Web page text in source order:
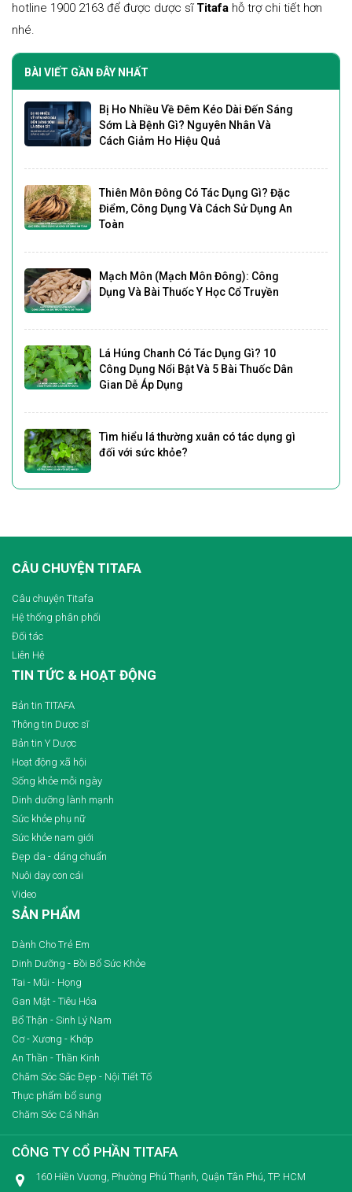
hotline 1900 2163 để được dược sĩ Titafa hỗ trợ chi tiết hơn
nhé.
BÀI VIẾT GẦN ĐÂY NHẤT
Bị Ho Nhiều Về Đêm Kéo Dài Đến Sáng
Sớm Là Bệnh Gì? Nguyên Nhân Và
Cách Giảm Ho Hiệu Quả
Thiên Môn Đông Có Tác Dụng Gì? Đặc
Điểm, Công Dụng Và Cách Sử Dụng An
Toàn
Mạch Môn (Mạch Môn Đông): Công
Dụng Và Bài Thuốc Y Học Cổ Truyền
Lá Húng Chanh Có Tác Dụng Gì? 10
Công Dụng Nổi Bật Và 5 Bài Thuốc Dân
Gian Dễ Áp Dụng
Tìm hiểu lá thường xuân có tác dụng gì
đối với sức khỏe?
CÂU CHUYỆN TITAFA
Câu chuyện Titafa
Hệ thống phân phối
Đối tác
Liên Hệ
TIN TỨC & HOẠT ĐỘNG
Bản tin TITAFA
Thông tin Dược sĩ
Bản tin Y Dược
Hoạt động xã hội
Sống khỏe mỗi ngày
Dinh dưỡng lành mạnh
Sức khỏe phụ nữ
Sức khỏe nam giới
Đẹp da - dáng chuẩn
Nuôi dạy con cái
Video
SẢN PHẨM
Dành Cho Trẻ Em
Dinh Dưỡng - Bồi Bổ Sức Khỏe
Tai - Mũi - Họng
Gan Mật - Tiêu Hóa
Bổ Thận - Sinh Lý Nam
Cơ - Xương - Khớp
An Thần - Thần Kinh
Chăm Sóc Sắc Đẹp - Nội Tiết Tố
Thực phẩm bổ sung
Chăm Sóc Cá Nhân
CÔNG TY CỔ PHẦN TITAFA
160 Hiền Vương, Phường Phú Thạnh, Quận Tân Phú, TP. HCM